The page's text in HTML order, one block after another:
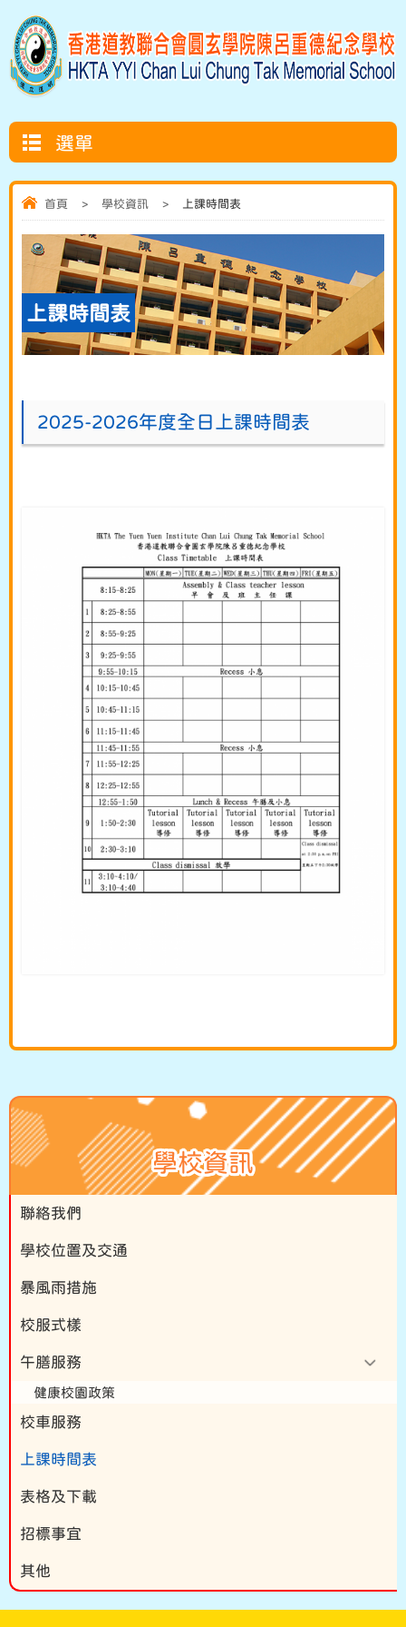
選單
首頁 > 學校資訊 > 上課時間表
上課時間表
2025-2026年度全日上課時間表
學校資訊
聯絡我們
學校位置及交通
暴風雨措施
校服式樣
午膳服務
健康校園政策
校車服務
上課時間表
表格及下載
招標事宜
其他